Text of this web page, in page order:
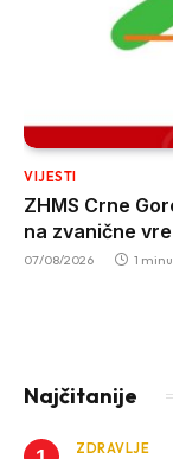
VIJESTI
ZHMS Crne
na zvanične
07/08/2026 1
Najčitanije
ZDRAVLJE